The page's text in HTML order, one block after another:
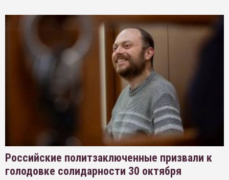
Российские политзаключенные призвали к
голодовке солидарности 30 октября